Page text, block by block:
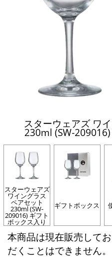
スターウェアズ ワ
230ml (SW-
スターウェアズ
ワイングラス
ペアセット
230ml (SW-
209016) ギフト
ボックス入り
ギフトボックス
本商品は現在販売して
だくことはできません。